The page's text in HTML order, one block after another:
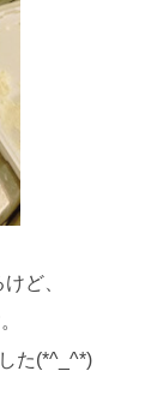
ど、
た(*^_^*)